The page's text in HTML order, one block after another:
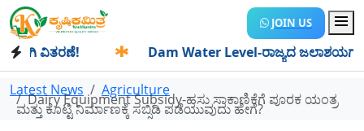
JOIN US
ವಿತರಣೆ! Dam Water Level-ರಾಜ್ಯದ ಜಲಾಶಯಗಳಿಗೆ
Latest News Agriculture
Dairy Equipment Subsidy-ಹಸು ಸಾಕಾಣಿಕೆಗೆ ಪೂರಕ ಯಂತ್ರ
ಮತ್ತು ಕೊಟ್ಟಿ ನಿರ್ಮಾಣಕ್ಕೆ ಸಬ್ಸಿಡಿ ಪಡೆಯುವುದು ಹೇಗೆ?